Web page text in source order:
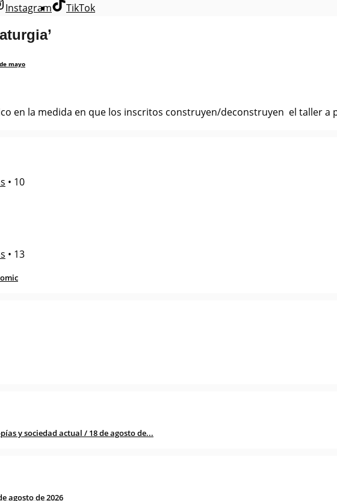
Instagram TikTok
mayo
en la medida en que los inscritos construyen/deconstruyen el taller a
• 10
• 13
y sociedad actual / 18 de agosto de...
agosto de 2026